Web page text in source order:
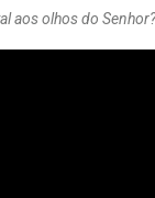
aos olhos do Senhor?